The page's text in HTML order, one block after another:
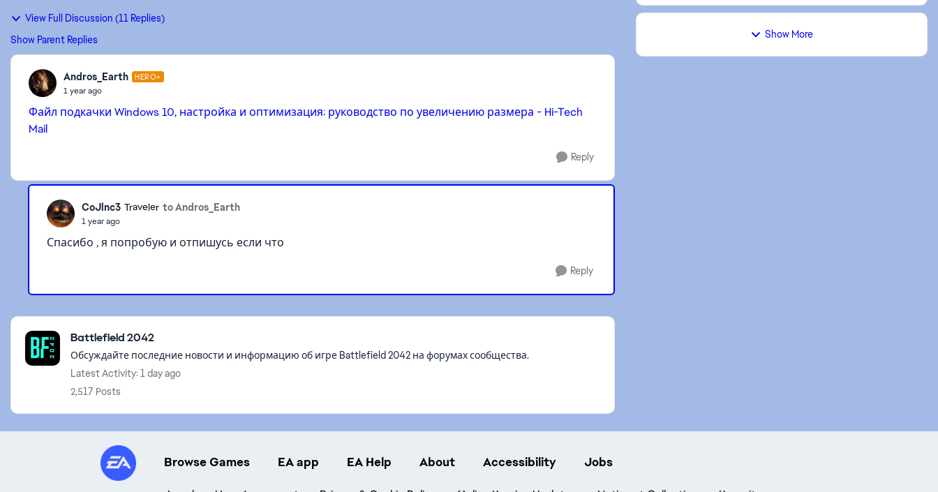
View Full Discussion (11 Replies)
Show Parent Replies
Andros_Earth HERO+
1 year ago
Файл подкачки Windows 10, настройка и оптимизация: руководство по увеличению размера - Hi-Tech
Mail
Reply
CoJlnc3 Traveler to Andros_Earth
1 year ago
Спасибо , я попробую и отпишусь если что
Reply
Featured Places
Battlefield 2042
Обсуждайте последние новости и информацию об игре Battlefield 2042 на форумах сообщества.
Latest Activity: 1 day ago
2,517 Posts
антивир...
Show More
Browse Games EA app EA Help About Accessibility Jobs